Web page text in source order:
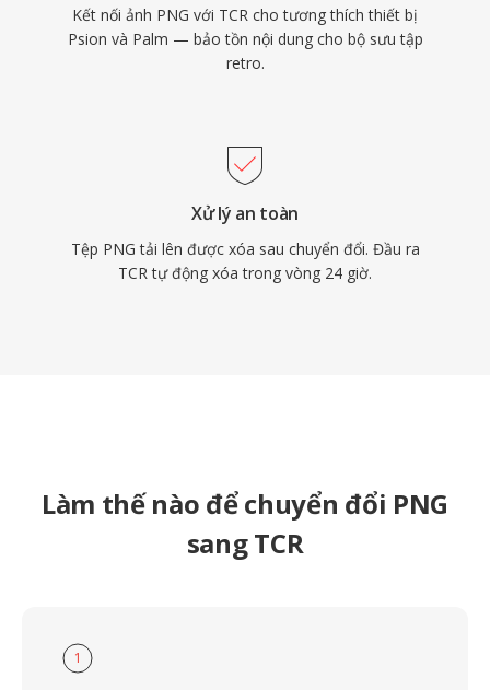
Kết nối ảnh PNG với TCR cho tương thích thiết bị
Psion và Palm — bảo tồn nội dung cho bộ sưu tập
retro.
Xử lý an toàn
Tệp PNG tải lên được xóa sau chuyển đổi. Đầu ra
TCR tự động xóa trong vòng 24 giờ.
Làm thế nào để chuyển đổi PNG
sang TCR
1